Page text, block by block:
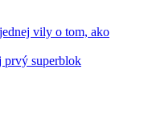
vily o tom, ako
prvý superblok